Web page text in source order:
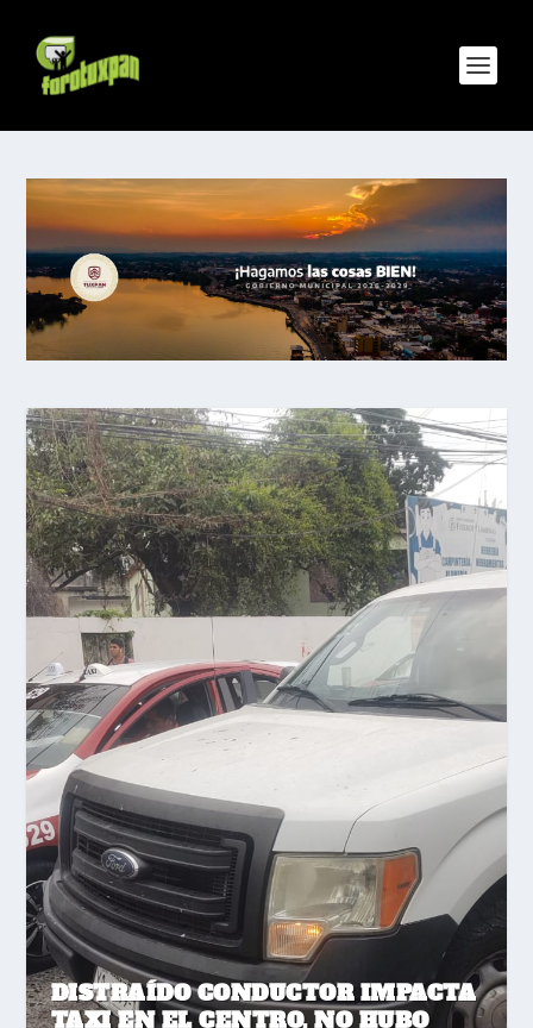
DISTRAÍDO CONDUCTOR IMPACTA
TAXI EN EL CENTRO, NO HUBO